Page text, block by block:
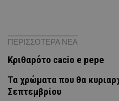
ΠΕΡΙΣΣΟΤΕΡΑ ΝΕΑ
Κριθαρότο cacio e pepe
Τα χρώματα που θα
Σεπτεμβρίου